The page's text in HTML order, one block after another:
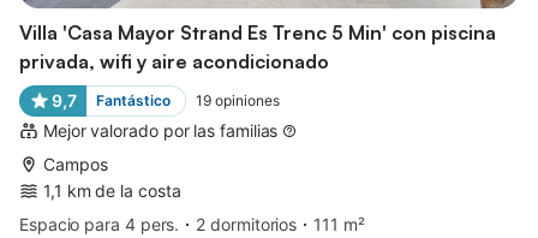
Villa 'Casa Mayor Strand Es Trenc 5 Min' con piscina
privada, wifi y aire acondicionado
9,7 Fantástico 19 opiniones
Mejor valorado por las familias
Campos
1,1 km de la costa
Espacio para 4 pers.
2 dormitorios
111 m²